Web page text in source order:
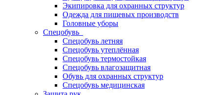
Экипировка для охранных структур
Одежда для пищевых производств
Головные уборы
Спецобувь
Спецобувь летняя
Спецобувь утеплённая
Спецобувь термостойкая
Спецобувь влагозащитная
Обувь для охранных структур
Спецобувь медицинская